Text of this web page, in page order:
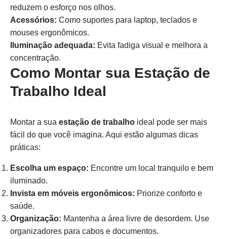
reduzem o esforço nos olhos.
Acessórios: Como suportes para laptop, teclados e
mouses ergonômicos.
Iluminação adequada: Evita fadiga visual e melhora a
concentração.
Como Montar sua Estação de
Trabalho Ideal
Montar a sua estação de trabalho ideal pode ser mais
fácil do que você imagina. Aqui estão algumas dicas
práticas:
Escolha um espaço: Encontre um local tranquilo e bem
iluminado.
Invista em móveis ergonômicos: Priorize conforto e
saúde.
Organização: Mantenha a área livre de desordem. Use
organizadores para cabos e documentos.